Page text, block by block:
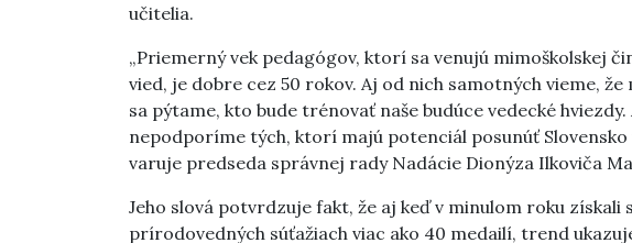
učitelia.
„Priemerný vek pedagógov, ktorí sa venujú mimoškolskej
vied, je dobre cez 50 rokov. Aj od nich samotných vieme,
sa pýtame, kto bude trénovať naše budúce vedecké
nepodporíme tých, ktorí majú potenciál posunúť
varuje predseda správnej rady Nadácie Dionýza Ilkoviča
Jeho slová potvrdzuje fakt, že aj keď v minulom roku získali
prírodovedných súťažiach viac ako 40 medailí, trend